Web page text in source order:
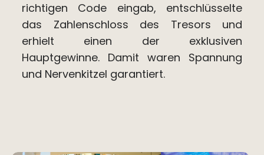
richtigen Code eingab, entschlüsselte
das Zahlenschloss des Tresors und
erhielt einen der exklusiven
Hauptgewinne. Damit waren Spannung
und Nervenkitzel garantiert.